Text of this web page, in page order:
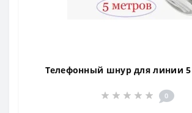
Телефонный шнур для линии
0